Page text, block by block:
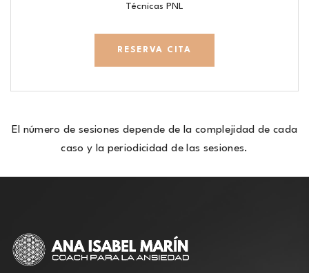
Técnicas PNL
RESERVA CITA
El número de sesiones depende de la complejidad de cada
caso y la periodicidad de las sesiones.